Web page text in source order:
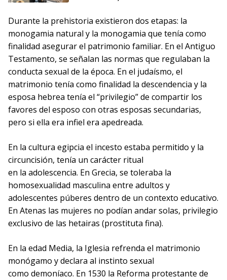
Durante la prehistoria existieron dos etapas: la
monogamia natural y la monogamia que tenía como
finalidad asegurar el patrimonio familiar. En el Antiguo
Testamento, se señalan las normas que regulaban la
conducta sexual de la época. En el judaísmo, el
matrimonio tenía como finalidad la descendencia y la
esposa hebrea tenía el “privilegio” de compartir los
favores del esposo con otras esposas secundarias,
pero si ella era infiel era apedreada.
En la cultura egipcia el incesto estaba permitido y la
circuncisión, tenía un carácter ritual
en la adolescencia. En Grecia, se toleraba la
homosexualidad masculina entre adultos y
adolescentes púberes dentro de un contexto educativo.
En Atenas las mujeres no podían andar solas, privilegio
exclusivo de las hetairas (prostituta fina).
En la edad Media, la Iglesia refrenda el matrimonio
monógamo y declara al instinto sexual
como demoníaco. En 1530 la Reforma protestante de